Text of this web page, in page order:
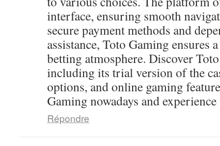
interface, ensuring smooth
secure payment methods and
assistance, Toto Gaming ensures
betting atmosphere. Discover
including its trial version of the
options, and online gaming
Gaming nowadays and
Répondre